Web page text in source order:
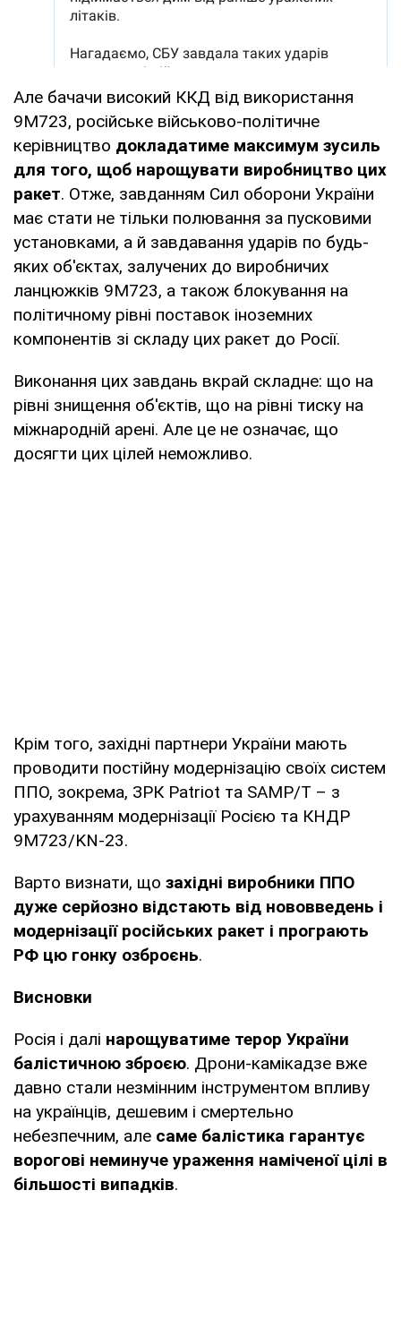
Але бачачи високий ККД від використання
9М723, російське військово-політичне
керівництво докладатиме максимум зусиль
для того, щоб нарощувати виробництво цих
ракет. Отже, завданням Сил оборони України
має стати не тільки полювання за пусковими
установками, а й завдавання ударів по будь-
яких об'єктах, залучених до виробничих
ланцюжків 9М723, а також блокування на
політичному рівні поставок іноземних
компонентів зі складу цих ракет до Росії.
Виконання цих завдань вкрай складне: що на
рівні знищення об'єктів, що на рівні тиску на
міжнародній арені. Але це не означає, що
досягти цих цілей неможливо.
Крім того, західні партнери України мають
проводити постійну модернізацію своїх систем
ППО, зокрема, ЗРК Patriot та SAMP/T – з
урахуванням модернізації Росією та КНДР
9М723/KN-23.
Варто визнати, що західні виробники ППО
дуже серйозно відстають від нововведень і
модернізації російських ракет і програють
РФ цю гонку озброєнь.
Висновки
Росія і далі нарощуватиме терор України
балістичною зброєю. Дрони-камікадзе вже
давно стали незмінним інструментом впливу
на українців, дешевим і смертельно
небезпечним, але саме балістика гарантує
ворогові неминуче ураження наміченої цілі в
більшості випадків.